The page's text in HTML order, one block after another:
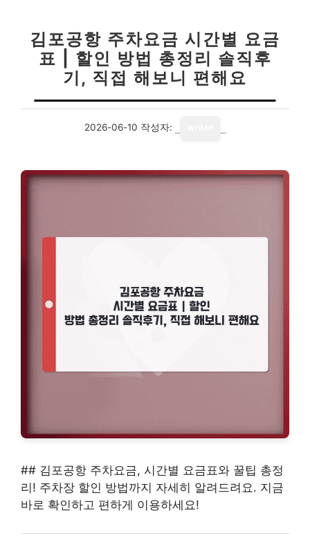
김포공항 주차요금 시간별 요금
표 | 할인 방법 총정리 솔직후
기, 직접 해보니 편해요
2026-06-10 작성자:
## 김포공항 주차요금, 시간별 요금표와 꿀팁 총정
리! 주차장 할인 방법까지 자세히 알려드려요. 지금
바로 확인하고 편하게 이용하세요!